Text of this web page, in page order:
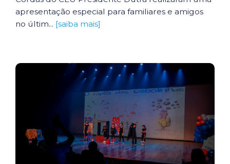
apresentação especial para familiares e amigos
no últim... [saiba mais]